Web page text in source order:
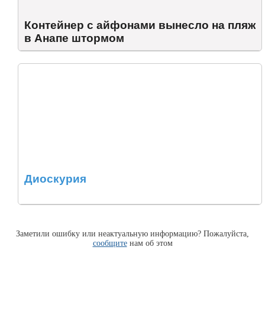
Контейнер с айфонами вынесло на пляж
в Анапе штормом
Диоскурия
Заметили ошибку или неактуальную информацию? Пожалуйста,
сообщитенам об этом